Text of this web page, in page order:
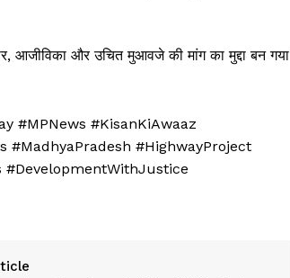
Company
About
आजीविका और उचित मुआवजे की मांग का मुद्दा बन गया
#MPNews #KisanKiAwaaz
#MadhyaPradesh #HighwayProject
#DevelopmentWithJustice